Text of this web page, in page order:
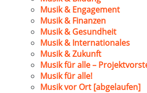
Musik & Engagement
Musik & Finanzen
Musik & Gesundheit
Musik & Internationales
Musik & Zukunft
Musik für alle –
Musik für alle!
Musik vor Ort [abgelaufen]